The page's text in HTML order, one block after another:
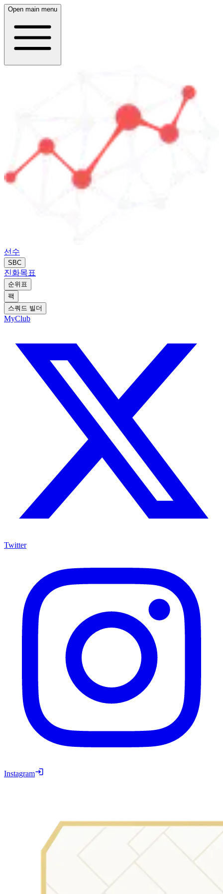
Open main menu
선수
SBC
진화목표
순위표
팩
스쿼드 빌더
MyClub
Twitter
Instagram